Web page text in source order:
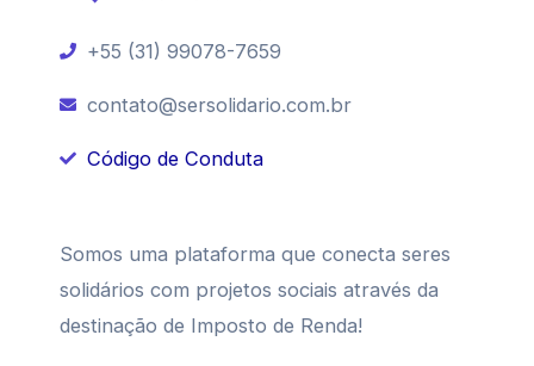
+55 (31) 99078-7659
contato@sersolidario.com.br
Código de Conduta
Somos uma plataforma que conecta seres
solidários com projetos sociais através da
destinação de Imposto de Renda!